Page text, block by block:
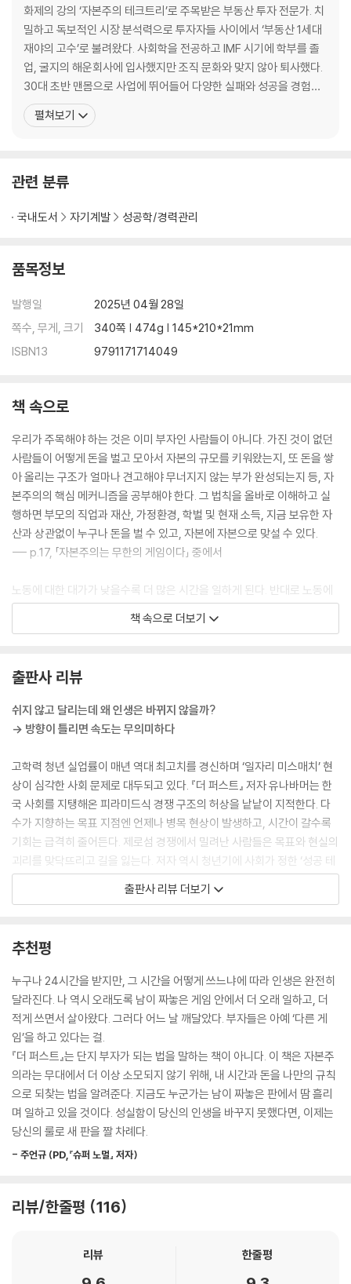
자본주의는 제로섬 게임이 아니다
일, 내가 보는 만큼이 세상의 전부다
호랑이가 되려면 호랑이굴로 들어가야 한다
줄을 서는 사람이 아닌 줄을 세우는 사람이 돼라
나를 드러내는 것을 망설이지 마라
일의 본질을 아는 사람이 성공한다
몰입의 나비효과
지금 하는 일과 좋아하는 일을 연결하라
겸업 금지라는 덫
나만의 가치를 만드는 힘
3단계_SAVING MONEY: 증발하는 돈을 자본화하라
24시간 동안 생산자의 뇌로 살아보라
돈은 휘발성이 있다
절제는 자유와 행복을 선물한다
100만 원의 위력
소득의 50%를 모으는 최고의 방법
당신의 돈을 대신 불려줄 사람은 없다
4단계_PROTECTING MONEY: 공부하고 실행하라
중요한 건 본질이다
목적 없는 공부는 시간 낭비다
아무 책이나 읽지 마라
적극적으로 실패하라
불안은 아주 멋진 시그널이다
5단계_MULTIPLYING MONEY: 인플루엔셜의 속도를 추월하라
돈으로 명품이 아니라 자산을 사라
부동산 투자 3원칙
거주지와 소유지를 분리하라
레버리지로 부의 격차를 줄여라
사적 레버리지: 시세 차익형 vs 월세 수익형
공적 레버리지: 은행을 이기는 게임의 법칙
사업과 자산을 밸런스를 맞춰라
자생소득을 벌어 시간을 저축하라
6단계_MAKE MONEY WORTHWHILE: 사회적 가치를 더하라
만족을 모르는 사람에게 성장은 없다
모두의 이익을 추구하라
당신의 사명은 무엇인가?
시간 여행을 떠나 과거의 당신을 도와라
화제의 강의 ‘자본주의 테크트리’로 주목받은 부동산 투자 전문가. 치
밀하고 독보적인 시장 분석력으로 투자자들 사이에서 ‘부동산 1세대
재야의 고수’로 불려왔다. 사회학을 전공하고 IMF 시기에 학부를 졸
업, 굴지의 해운회사에 입사했지만 조직 문화와 맞지 않아 퇴사했다.
30대 초반 맨몸으로 사업에 뛰어들어 다양한 실패와 성공을 경험했
고, 이 과정에서 부동산 투자에 눈떴다. 이후 블로그 ‘시간으로부터의
자유’에서 부동산 시장 동향, 잃지 않는 투자법 등 시장경제에 관한 자
펼쳐보기
관련 분류
국내도서 자기계발 성공학/경력관리
품목정보
발행일
2025년 04월 28일
쪽수, 무게, 크기
340쪽 | 474g | 145*210*21mm
ISBN13
9791171714049
책 속으로
우리가 주목해야 하는 것은 이미 부자인 사람들이 아니다. 가진 것이 없던
사람들이 어떻게 돈을 벌고 모아서 자본의 규모를 키워왔는지, 또 돈을 쌓
아 올리는 구조가 얼마나 견고해야 무너지지 않는 부가 완성되는지 등, 자
본주의의 핵심 메커니즘을 공부해야 한다. 그 법칙을 올바로 이해하고 실
행하면 부모의 직업과 재산, 가정환경, 학벌 및 현재 소득, 지금 보유한 자
산과 상관없이 누구나 돈을 벌 수 있고, 자본에 자본으로 맞설 수 있다.
--- p.17, 「자본주의는 무한의 게임이다」 중에서
노동에 대한 대가가 낮을수록 더 많은 시간을 일하게 된다. 반대로 노동에
대한 대가가 높을수록 더 적은 시간을 일한다. 자본주의사회는 적게 일하
는 사람이 더 많은 돈을 가져가는 세상이라는 걸 받아들여야 한다. 노동의
더욱더 시간적 여유가 없다. 그들에게 성실은 가장 중요한 미덕이고, 그 미
덕을 자식들에게 유전자로 고스란히 물려준다. 조직에서 우직하게 일하면
언젠가 좋은 날이 올 것이라는 공허한 말을 되풀이하며, 여전히 시간을 앞
--- pp.43-44, 「1단계 왜 일할수록 가난해지는가」 중에서
중요한 건 절차와 방향성이다. 우선 30대까지는 직장에서 조직 생활을 경
험하고, 동시에 ‘사업’이라는 열린 소득과 자산으로 자본 게임에 참여해야
한다. 그러니까 직장은 어디까지나 ‘나보다 먼저 사업을 시작한 멘토에게
수업료를 지불하지 않고 배우는 공간’으로 접근해야 한다. 따라서 30대까
지 소득을 보고 큰 피라미드를 향해 움직였다면, 40대부터는 작은 피라미
드로 움직이는 것이 유리하다. 대중의 선택과 달리 피라미드를 전략적으로
역행하는 것이다.
직종인데, K 씨의 ‘알부자’처럼 자신이 관심을 두고 있는 분야에 자신의 프
로그래밍 지식과 경험을 접목시키면 사용자 입장에서 사업에 접근할 수 있
기 때문에 블루오션을 만들어낼 수 있다. 잘하는 분야와 관심 있는 분야 두
가지를 융합하는 것만으로 말이다. 더구나 K 씨가 속한 비원 모임은 사업
과 부동산 투자에 관심 있는 유효 수요층이 몰려 있는 곳이기 때문에 곧바
로 수익화를 시도할 수 있었다. 어떤 분야건 이런 식의 융합이 가능하다.
--- pp.145-146, 「2단계 지금 하는 일과 좋아하는 일을 연결하라」 중에
서
가장 성공적인 마케팅은 소비자가 대가를 지불하는 데 그치지 않고 주변
용한 것을 주변 사람들에게 공유하고 긍정적인 피드백을 얻을 때 사람들은
템을 자극할 때 최고의 홍보 효과가 이루어진다.
책 속으로 더보기
출판사 리뷰
쉬지 않고 달리는데 왜 인생은 바뀌지 않을까?
→ 방향이 틀리면 속도는 무의미하다
고학력 청년 실업률이 매년 역대 최고치를 경신하며 ‘일자리 미스매치’ 현
상이 심각한 사회 문제로 대두되고 있다. 『더 퍼스트』 저자 유나바머는 한
국 사회를 지탱해온 피라미드식 경쟁 구조의 허상을 낱낱이 지적한다. 다
수가 지향하는 목표 지점엔 언제나 병목 현상이 발생하고, 시간이 갈수록
기회는 급격히 줄어든다. 제로섬 경쟁에서 밀려난 사람들은 목표와 현실의
괴리를 맞닥뜨리고 길을 잃는다. 저자 역시 청년기에 사회가 정한 ‘성공 테
크트리’를 충실히 따른 장본인이었다. 부모의 기대에 부응해 일류대에 입
학하고, IMF 외환위기를 뚫고 굴지의 기업에 입사했다. 성공의 탄탄대로가
착오를 거쳐 마침내 경제적 자유에 도달했다. 진짜 부는 다수가 말하는 성
공 테크트리 바깥에 있었다.
누구의 도움도 없이 자본 게임의 룰을 몸소 터득하고 성공에 이르기까지
저자는 긴 시간 숱한 실패와 고통을 감내해야 했다. 혜택받은 ‘로열 등급’의
피를 물려받지 않은 이상 누구나 생존과 성장을 위해 중요한 선택의 기로
에 놓이고, 단 한 번의 잘못된 선택으로 돌이킬 수 없는 실패를 맛보기도 한
다. 저자는 바로 그 ‘선택’ 앞에서 실질적인 길잡이 역할을 하고자 이 책을
쓰기 시작했다.
→ 부자들은 월 300을 벌 때 3000을 버는 게임에 집중한다
“투자를 하기엔 소득이 너무 부족합니다.” 많은 사람이 제2의 소득 창출을
시도하기 힘든 이유로 ‘적은 소득’을 꼽는다. 부족한 소득을 메우기 위해 시
장기적인 목적 없이 단순히 수입을 늘리기 위해 시간과 몸을 올인하는 방
식은 결코 오래갈 수 없다고 경고한다. 자본주의는 돈이 아니라 시간을 빨
출판사 리뷰 더보기
추천평
누구나 24시간을 받지만, 그 시간을 어떻게 쓰느냐에 따라 인생은 완전히
달라진다. 나 역시 오래도록 남이 짜놓은 게임 안에서 더 오래 일하고, 더
적게 쓰면서 살아왔다. 그러다 어느 날 깨달았다. 부자들은 아예 ‘다른 게
임’을 하고 있다는 걸.
『더 퍼스트』는 단지 부자가 되는 법을 말하는 책이 아니다. 이 책은 자본주
의라는 무대에서 더 이상 소모되지 않기 위해, 내 시간과 돈을 나만의 규칙
으로 되찾는 법을 알려준다. 지금도 누군가는 남이 짜놓은 판에서 땀 흘리
며 일하고 있을 것이다. 성실함이 당신의 인생을 바꾸지 못했다면, 이제는
당신의 룰로 새 판을 짤 차례다.
- 주언규 (PD,『슈퍼 노멀』 저자)
리뷰/한줄평 116
리뷰 한줄평